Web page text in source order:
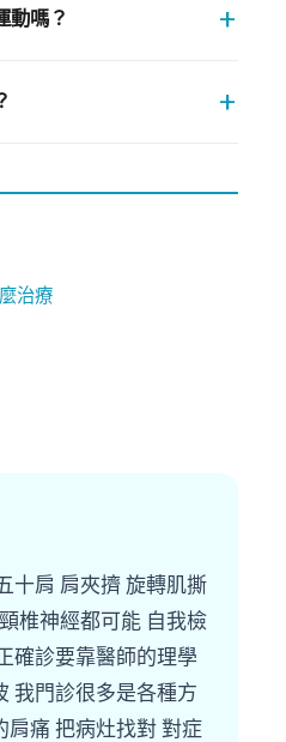
動嗎？ +
+
治療
十肩 肩夾擠 旋轉肌撕
椎神經都可能 自我檢
確診要靠醫師的理學
我門診很多是各種方
肩痛 把病灶找對 對症